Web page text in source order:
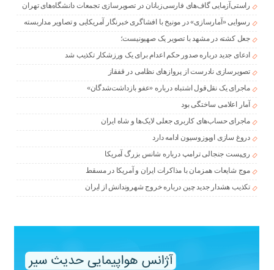
راستی‌آزمایی گاف‌های فارسی‌زبانان در تصویرسازی تجمعات دانشگاه‌های تهران
رسوایی «آمارسازی» در مونیخ با افشاگری خبرنگار آمریکایی و تصاویر مداربسته
جعل کشته در مشهد با تصویر یک صهیونیست؛
ادعای جدید درباره صدور حکم اعدام برای یک ورزشکار تکذیب شد
تصویرسازی نادرست از پروازهای نظامی در قفقاز
ماجرای یک نقل‌قول اشتباه درباره «عفو بازداشت‌شدگان»
آمار اعلامی ساختگی بود
ماجرای حساب‌های کاربری جعلی لایک‌ها و شاه ایران
دروغ سازی اوپوزوسیون ادامه دارد
ری‌پست جنجالی ترامپ درباره شانس بزرگ آمریکا
موج شایعات همزمان با مذاکرات ایران و آمریکا در مسقط
تکذیب هشدار جدید چین درباره خروج شهروندانش از ایران